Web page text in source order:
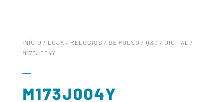
INÍCIO / LOJA / RELÓGIOS / DE PULSO / Q&Q / DIGITAL
/
M173J004Y
M173J004Y